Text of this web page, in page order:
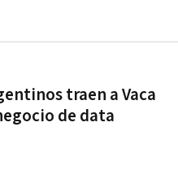
traen a Vaca
de data